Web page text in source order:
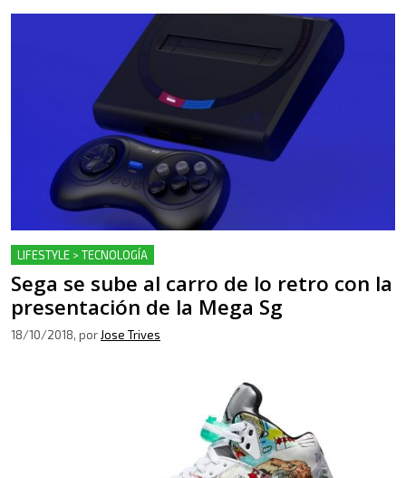
LIFESTYLE > TECNOLOGÍA
Sega se sube al carro de lo retro con la
presentación de la Mega Sg
18/10/2018, por Jose Trives